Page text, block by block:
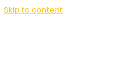
Skip to content